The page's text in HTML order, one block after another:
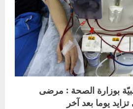
بوزارة الصحة : مرضى
يوما بعد آخر